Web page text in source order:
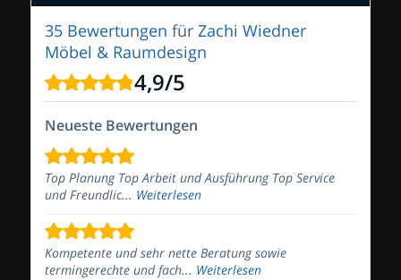
35 Bewertungen für Zachi Wiedner
Möbel & Raumdesign
4,9/5
Neueste Bewertungen
Top Planung Top Arbeit und Ausführung Top Service
und Freundlic... Weiterlesen
Kompetente und sehr nette Beratung sowie
termingerechte und fach... Weiterlesen